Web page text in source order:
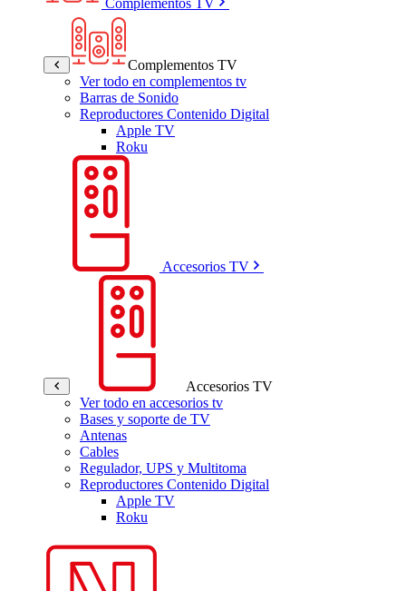
Complementos TV
Ver todo en complementos tv
Barras de Sonido
Reproductores Contenido Digital
Apple TV
Roku
Accesorios TV
Accesorios TV
Ver todo en accesorios tv
Bases y soporte de TV
Antenas
Cables
Regulador, UPS y Multitoma
Reproductores Contenido Digital
Apple TV
Roku